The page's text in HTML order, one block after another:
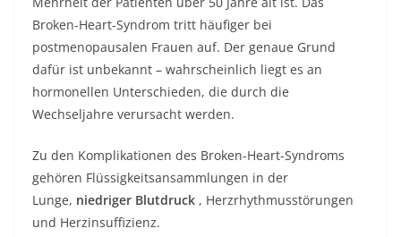
Broken-Heart-Syndrom tritt häufiger bei
postmenopausalen Frauen auf. Der genaue Grund
dafür ist unbekannt – wahrscheinlich liegt es an
hormonellen Unterschieden, die durch die
Wechseljahre verursacht werden.
Zu den Komplikationen des Broken-Heart-Syndroms
gehören Flüssigkeitsansammlungen in der
Lunge, niedriger Blutdruck , Herzrhythmusstörungen
und Herzinsuffizienz.